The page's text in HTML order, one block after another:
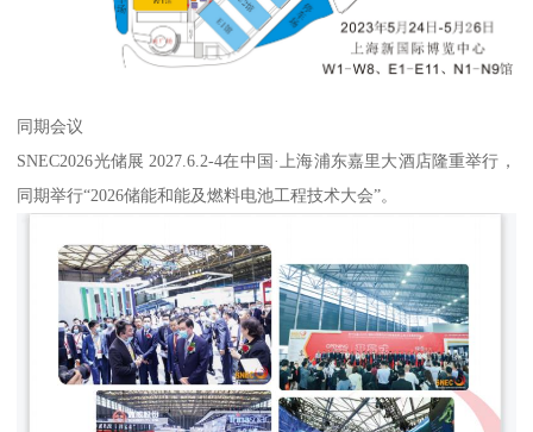
同期会议
SNEC2026光储展 2027.6.2-4在中国·上海浦东嘉里大酒店隆重举行，
同期举行“2026储能和能及燃料电池工程技术大会”。